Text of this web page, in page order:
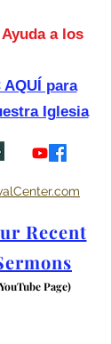
a los
AQUÍ para
Iglesia
Recent
Page)